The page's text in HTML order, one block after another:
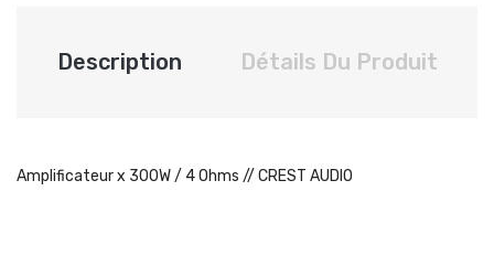
Description Détails Du Produit
Amplificateur x 300W / 4 Ohms // CREST AUDIO